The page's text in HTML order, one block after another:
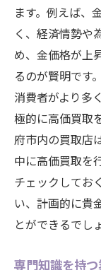
ます。例えば、
く、経済情勢や
め、金価格が上
るのが賢明です
消費者がより多
極的に高価買取
府市内の買取店
中に高価買取を
チェックしてお
い、計画的に貴
とができるでし
専門知識を持